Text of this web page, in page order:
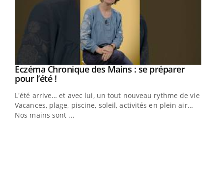
Youtube
Eczéma Chronique des Mains : se préparer
pour l’été !Youtube
L'été arrive… et avec lui, un tout nouveau rythme de vie !
Vacances, plage, piscine, soleil, activités en plein air…
Nos mains sont ...